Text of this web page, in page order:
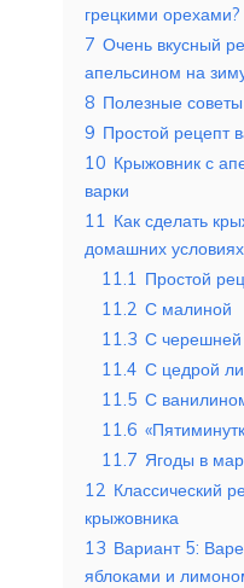
грецкими орехами?
7 Очень вкусный
апельсином на
8 Полезные советы
9 Простой рецепт
10 Крыжовник с
варки
11 Как сделать
домашних
11.1 Простой
11.2 С малиной
11.3 С черешней
11.4 С цедрой
11.5 С
11.6
11.7 Ягоды в
12 Классический
крыжовника
13 Вариант 5:
яблоками и